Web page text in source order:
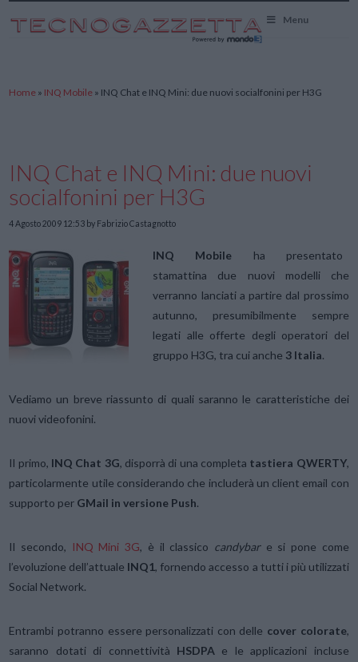
Menu
Home » INQ Mobile » INQ Chat e INQ Mini: due nuovi socialfonini per H3G
INQ Chat e INQ Mini: due nuovi
socialfonini per H3G
4 Agosto 2009 12:53 by Fabrizio Castagnotto
INQ Mobile ha presentato
stamattina due nuovi modelli che
verranno lanciati a partire dal prossimo
autunno, presumibilmente sempre
legati alle offerte degli operatori del
gruppo H3G, tra cui anche 3 Italia.
Vediamo un breve riassunto di quali saranno le caratteristiche dei
nuovi videofonini.
Il primo, INQ Chat 3G, disporrà di una completa tastiera QWERTY,
particolarmente utile considerando che includerà un client email con
supporto per GMail in versione Push.
Il secondo, INQ Mini 3G, è il classico candybare si pone come
l’evoluzione dell’attuale INQ1, fornendo accesso a tutti i più utilizzati
Social Network.
Entrambi potranno essere personalizzati con delle cover colorate,
saranno dotati di connettività HSDPA e le applicazioni incluse